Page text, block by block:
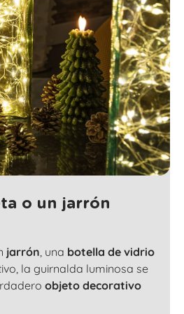
o un jarrón
jarrón, una botella de vidrio
, la guirnalda luminosa se
objeto decorativo